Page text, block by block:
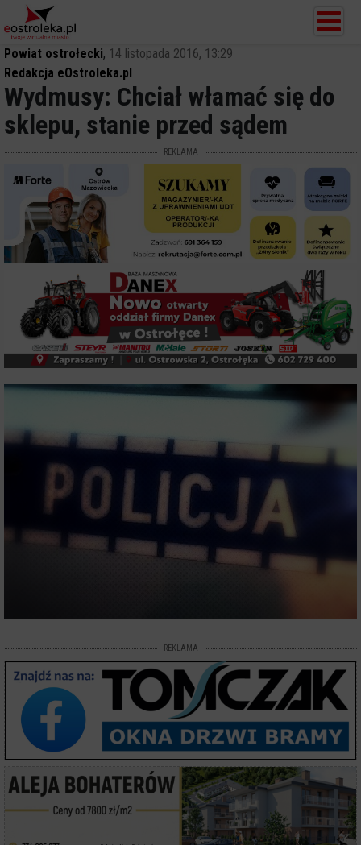
Powiat ostrołecki, 14 listopada 2016, 13:29
Redakcja eOstroleka.pl
Wydmusy: Chciał włamać się do
sklepu, stanie przed sądem
REKLAMA
REKLAMA